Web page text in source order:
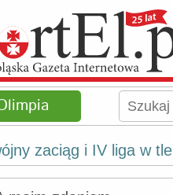
zaciąg i IV liga w